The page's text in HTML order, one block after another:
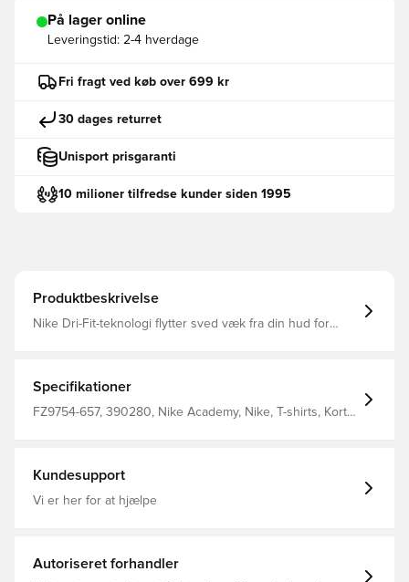
På lager online
Leveringstid: 2-4 hverdage
Fri fragt ved køb over 699 kr
30 dages returret
Unisport prisgaranti
10 milioner tilfredse kunder siden 1995
Produktbeskrivelse
Nike Dri-Fit-teknologi flytter sved væk fra din hud for
Specifikationer
FZ9754-657, 390280, Nike Academy, Nike, T-shirts, Kort
Kundesupport
Vi er her for at hjælpe
Autoriseret forhandler